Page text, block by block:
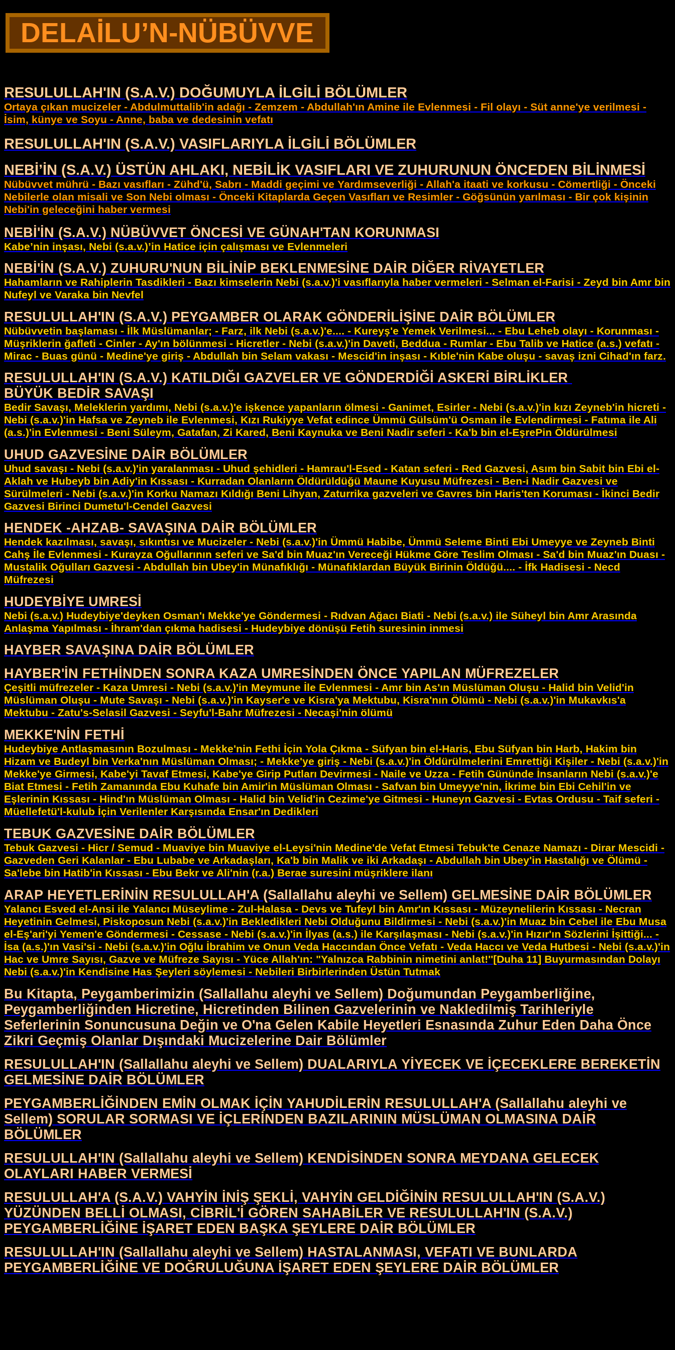
DELAİLU’N-NÜBÜVVE
RESULULLAH'IN (S.A.V.) DOĞUMUYLA İLGİLİ BÖLÜMLER
Ortaya çıkan mucizeler - Abdulmuttalib'in adağı - Zemzem - Abdullah'ın Amine ile Evlenmesi - Fil olayı - Süt anne'ye verilmesi -
İsim, künye ve Soyu - Anne, baba ve dedesinin vefatı
RESULULLAH'IN (S.A.V.) VASIFLARIYLA İLGİLİ BÖLÜMLER
NEBİ’İN (S.A.V.) ÜSTÜN AHLAKI, NEBİLİK VASIFLARI VE ZUHURUNUN ÖNCEDEN BİLİNMESİ
Nübüvvet mührü - Bazı vasıfları - Zühd'ü, Sabrı - Maddi geçimi ve Yardımseverliği - Allah'a itaati ve korkusu - Cömertliği - Önceki
Nebilerle olan misali ve Son Nebi olması - Önceki Kitaplarda Geçen Vasıfları ve Resimler - Göğsünün yarılması - Bir çok kişinin
Nebi'in geleceğini haber vermesi
NEBİ'İN (S.A.V.) NÜBÜVVET ÖNCESİ VE GÜNAH'TAN KORUNMASI
Kabe’nin inşası, Nebi (s.a.v.)’in Hatice için çalışması ve Evlenmeleri
NEBİ'İN (S.A.V.) ZUHURU'NUN BİLİNİP BEKLENMESİNE DAİR DİĞER RİVAYETLER
Hahamların ve Rahiplerin Tasdikleri - Bazı kimselerin Nebi (s.a.v.)'i vasıflarıyla haber vermeleri - Selman el-Farisi - Zeyd bin Amr bin
Nufeyl ve Varaka bin Nevfel
RESULULLAH'IN (S.A.V.) PEYGAMBER OLARAK GÖNDERİLİŞİNE DAİR BÖLÜMLER
Nübüvvetin başlaması - İlk Müslümanlar; - Farz, ilk Nebi (s.a.v.)'e.... - Kureyş'e Yemek Verilmesi... - Ebu Leheb olayı - Korunması -
Müşriklerin ğafleti - Cinler - Ay'ın bölünmesi - Hicretler - Nebi (s.a.v.)'in Daveti, Beddua - Rumlar - Ebu Talib ve Hatice (a.s.) vefatı -
Mirac - Buas günü - Medine'ye giriş - Abdullah bin Selam vakası - Mescid'in inşası - Kıble'nin Kabe oluşu - savaş izni Cihad'ın farz.
RESULULLAH'IN (S.A.V.) KATILDIĞI GAZVELER VE GÖNDERDİĞİ ASKERİ BİRLİKLER
BÜYÜK BEDİR SAVAŞI
Bedir Savaşı, Meleklerin yardımı, Nebi (s.a.v.)'e işkence yapanların ölmesi - Ganimet, Esirler - Nebi (s.a.v.)'in kızı Zeyneb'in hicreti -
Nebi (s.a.v.)'in Hafsa ve Zeyneb ile Evlenmesi, Kızı Rukiyye Vefat edince Ümmü Gülsüm'ü Osman ile Evlendirmesi - Fatıma ile Ali
(a.s.)'in Evlenmesi - Beni Süleym, Gatafan, Zi Kared, Beni Kaynuka ve Beni Nadir seferi - Ka'b bin el-EşrePin Öldürülmesi
UHUD GAZVESİNE DAİR BÖLÜMLER
Uhud savaşı - Nebi (s.a.v.)'in yaralanması - Uhud şehidleri - Hamrau'l-Esed - Katan seferi - Red Gazvesi, Asım bin Sabit bin Ebi el-
Aklah ve Hubeyb bin Adiy'in Kıssası - Kurradan Olanların Öldürüldüğü Maune Kuyusu Müfrezesi - Ben-i Nadir Gazvesi ve
Sürülmeleri - Nebi (s.a.v.)'in Korku Namazı Kıldığı Beni Lihyan, Zaturrika gazveleri ve Gavres bin Haris'ten Koruması - İkinci Bedir
Gazvesi Birinci Dumetu'l-Cendel Gazvesi
HENDEK -AHZAB- SAVAŞINA DAİR BÖLÜMLER
Hendek kazılması, savaşı, sıkıntısı ve Mucizeler - Nebi (s.a.v.)'in Ümmü Habibe, Ümmü Seleme Binti Ebi Umeyye ve Zeyneb Binti
Cahş İle Evlenmesi - Kurayza Oğullarının seferi ve Sa'd bin Muaz'ın Vereceği Hükme Göre Teslim Olması - Sa'd bin Muaz'ın Duası -
Mustalik Oğulları Gazvesi - Abdullah bin Ubey'in Münafıklığı - Münafıklardan Büyük Birinin Öldüğü.... - İfk Hadisesi - Necd
Müfrezesi
HUDEYBİYE UMRESİ
Nebi (s.a.v.) Hudeybiye'deyken Osman'ı Mekke'ye Göndermesi - Rıdvan Ağacı Biati - Nebi (s.a.v.) ile Süheyl bin Amr Arasında
Anlaşma Yapılması - İhram'dan çıkma hadisesi - Hudeybiye dönüşü Fetih suresinin inmesi
HAYBER SAVAŞINA DAİR BÖLÜMLER
HAYBER'İN FETHİNDEN SONRA KAZA UMRESİNDEN ÖNCE YAPILAN MÜFREZELER
Çeşitli müfrezeler - Kaza Umresi - Nebi (s.a.v.)'in Meymune İle Evlenmesi - Amr bin As'ın Müslüman Oluşu - Halid bin Velid'in
Müslüman Oluşu - Mute Savaşı - Nebi (s.a.v.)'in Kayser'e ve Kisra'ya Mektubu, Kisra'nın Ölümü - Nebi (s.a.v.)'in Mukavkıs'a
Mektubu - Zatu's-Selasil Gazvesi - Seyfu'l-Bahr Müfrezesi - Necaşi'nin ölümü
MEKKE'NİN FETHİ
Hudeybiye Antlaşmasının Bozulması - Mekke'nin Fethi İçin Yola Çıkma - Süfyan bin el-Haris, Ebu Süfyan bin Harb, Hakim bin
Hizam ve Budeyl bin Verka'nın Müslüman Olması; - Mekke'ye giriş - Nebi (s.a.v.)'in Öldürülmelerini Emrettiği Kişiler - Nebi (s.a.v.)'in
Mekke'ye Girmesi, Kabe'yi Tavaf Etmesi, Kabe'ye Girip Putları Devirmesi - Naile ve Uzza - Fetih Gününde İnsanların Nebi (s.a.v.)'e
Biat Etmesi - Fetih Zamanında Ebu Kuhafe bin Amir'in Müslüman Olması - Safvan bin Umeyye'nin, İkrime bin Ebi Cehil'in ve
Eşlerinin Kıssası - Hind'ın Müslüman Olması - Halid bin Velid'in Cezime'ye Gitmesi - Huneyn Gazvesi - Evtas Ordusu - Taif seferi -
Müellefetü'l-kulub İçin Verilenler Karşısında Ensar'ın Dedikleri
TEBUK GAZVESİNE DAİR BÖLÜMLER
Tebuk Gazvesi - Hicr / Semud - Muaviye bin Muaviye el-Leysi'nin Medine'de Vefat Etmesi Tebuk'te Cenaze Namazı - Dirar Mescidi -
Gazveden Geri Kalanlar - Ebu Lubabe ve Arkadaşları, Ka'b bin Malik ve iki Arkadaşı - Abdullah bin Ubey'in Hastalığı ve Ölümü -
Sa'lebe bin Hatib'in Kıssası - Ebu Bekr ve Ali'nin (r.a.) Berae suresini müşriklere ilanı
ARAP HEYETLERİNİN RESULULLAH'A (Sallallahu aleyhi ve Sellem) GELMESİNE DAİR BÖLÜMLER
Yalancı Esved el-Ansi ile Yalancı Müseylime - Zul-Halasa - Devs ve Tufeyl bin Amr'ın Kıssası - Müzeynelilerin Kıssası - Necran
Heyetinin Gelmesi, Piskoposun Nebi (s.a.v.)'in Bekledikleri Nebi Olduğunu Bildirmesi - Nebi (s.a.v.)'in Muaz bin Cebel ile Ebu Musa
el-Eş'ari'yi Yemen'e Göndermesi - Cessase - Nebi (s.a.v.)'in İlyas (a.s.) ile Karşılaşması - Nebi (s.a.v.)'in Hızır'ın Sözlerini İşittiği... -
İsa (a.s.)'ın Vasi'si - Nebi (s.a.v.)'in Oğlu İbrahim ve Onun Veda Haccından Önce Vefatı - Veda Haccı ve Veda Hutbesi - Nebi (s.a.v.)'in
Hac ve Umre Sayısı, Gazve ve Müfreze Sayısı - Yüce Allah'ın: "Yalnızca Rabbinin nimetini anlat!''[Duha 11] Buyurmasından Dolayı
Nebi (s.a.v.)'in Kendisine Has Şeyleri söylemesi - Nebileri Birbirlerinden Üstün Tutmak
Bu Kitapta, Peygamberimizin (Sallallahu aleyhi ve Sellem) Doğumundan Peygamberliğine,
Peygamberliğinden Hicretine, Hicretinden Bilinen Gazvelerinin ve Nakledilmiş Tarihleriyle
Seferlerinin Sonuncusuna Değin ve O'na Gelen Kabile Heyetleri Esnasında Zuhur Eden Daha Önce
Zikri Geçmiş Olanlar Dışındaki Mucizelerine Dair Bölümler
RESULULLAH'IN (Sallallahu aleyhi ve Sellem) DUALARIYLA YİYECEK VE İÇECEKLERE BEREKETİN
GELMESİNE DAİR BÖLÜMLER
PEYGAMBERLİĞİNDEN EMİN OLMAK İÇİN YAHUDİLERİN RESULULLAH'A (Sallallahu aleyhi ve
Sellem) SORULAR SORMASI VE İÇLERİNDEN BAZILARININ MÜSLÜMAN OLMASINA DAİR
BÖLÜMLER
RESULULLAH'IN (Sallallahu aleyhi ve Sellem) KENDİSİNDEN SONRA MEYDANA GELECEK
OLAYLARI HABER VERMESİ
RESULULLAH'A (S.A.V.) VAHYİN İNİŞ ŞEKLİ, VAHYİN GELDİĞİNİN RESULULLAH'IN (S.A.V.)
YÜZÜNDEN BELLİ OLMASI, CİBRİL'İ GÖREN SAHABİLER VE RESULULLAH'IN (S.A.V.)
PEYGAMBERLİĞİNE İŞARET EDEN BAŞKA ŞEYLERE DAİR BÖLÜMLER
RESULULLAH'IN (Sallallahu aleyhi ve Sellem) HASTALANMASI, VEFATI VE BUNLARDA
PEYGAMBERLİĞİNE VE DOĞRULUĞUNA İŞARET EDEN ŞEYLERE DAİR BÖLÜMLER